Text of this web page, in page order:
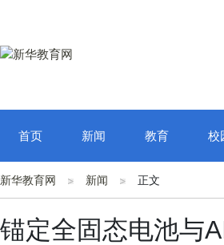
首页 新闻 教育 校
新华教育网 新闻 正文
锚定全固态电池与